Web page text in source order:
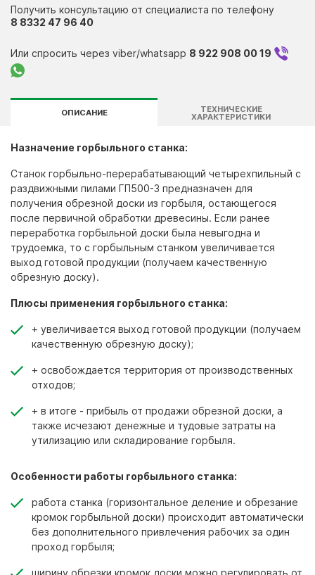
Контакты
Получить консультацию от специалиста по телефону
8 8332 47 96 40
Или спросить через viber/whatsapp 8 922 908 00 19
ОПИСАНИЕ ТЕХНИЧЕСКИЕ
ХАРАКТЕРИСТИКИ
Назначение горбыльного станка:
Станок горбыльно-перерабатывающий четырехпильный с
раздвижными пилами ГП500-3 предназначен для
получения обрезной доски из горбыля, остающегося
после первичной обработки древесины. Если ранее
переработка горбыльной доски была невыгодна и
трудоемка, то с горбыльным станком увеличивается
выход готовой продукции (получаем качественную
обрезную доску).
Плюсы применения горбыльного станка:
+ увеличивается выход готовой продукции (получаем
качественную обрезную доску);
+ освобождается территория от производственных
отходов;
+ в итоге - прибыль от продажи обрезной доски, а
также исчезают денежные и тудовые затраты на
утилизацию или складирование горбыля.
Особенности работы горбыльного станка:
работа станка (горизонтальное деление и обрезание
кромок горбыльной доски) происходит автоматически
без дополнительного привлечения рабочих за один
проход горбыля;
ширину обрезки кромок доски можно регулировать от